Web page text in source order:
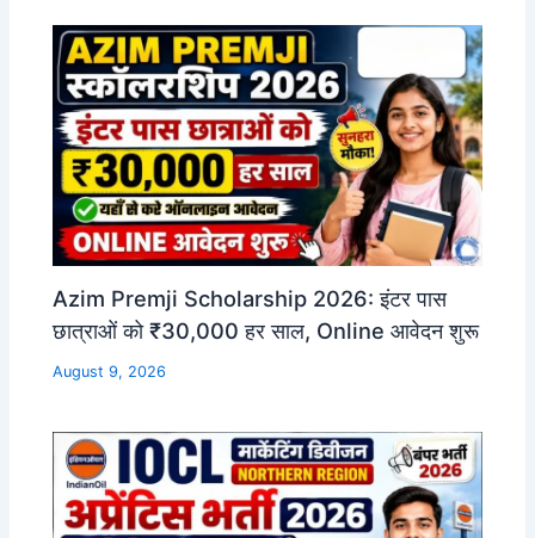
Azim Premji Scholarship 2026: इंटर पास
छात्राओं को ₹30,000 हर साल, Online आवेदन शुरू
August 9, 2026